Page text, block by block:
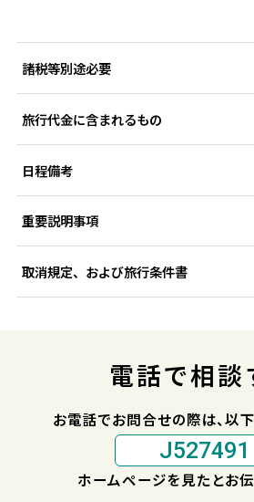
諸税等別途必要
旅行代金に含まれるもの
日程備考
重要説明事項
取消規定、および旅行条件書
電話で相談
お電話でお問合せの際は、以
J527491
ホームページを見たとお伝